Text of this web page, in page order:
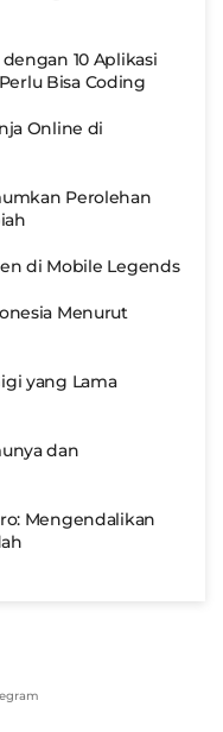
10 Aplikasi
Bisa Coding
Online di
Perolehan
di Mobile Legends
Menurut
yang Lama
dan
Mengendalikan